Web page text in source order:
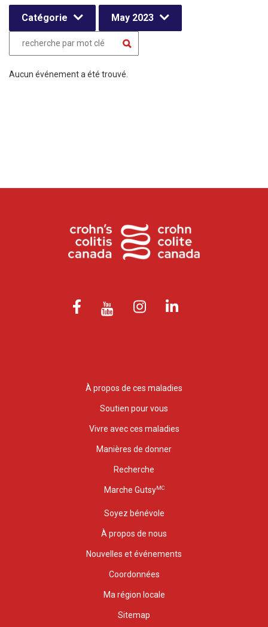
Catégorie May 2023
Aucun événement a été trouvé.
À propos de ces maladies
Soutien pour vous
Vivre avec ces maladies
Manières de donner
Recherche
Marche GutsyMC
Soyez bénévole
À propos de nous
Nouvelles et événements
Coordonnées
Ma région locale
Sitemap